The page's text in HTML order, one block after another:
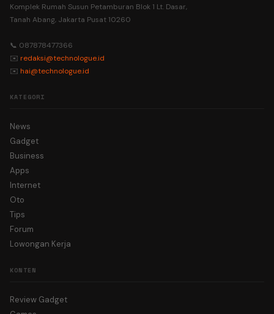
Komplek Rumah Susun Petamburan Blok 1 Lt. Dasar,
Tanah Abang, Jakarta Pusat 10260
📞 087878477366
✉️ redaksi@technologue.id
✉️ hai@technologue.id
KATEGORI
News
Gadget
Business
Apps
Internet
Oto
Tips
Forum
Lowongan Kerja
KONTEN
Review Gadget